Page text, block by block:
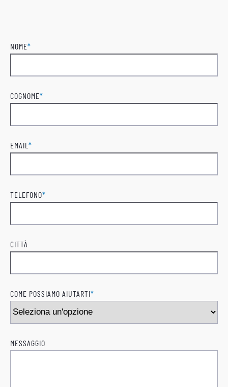
NOME*
COGNOME*
EMAIL *
TELEFONO*
CITTÀ
COME POSSIAMO AIUTARTI*
MESSAGGIO